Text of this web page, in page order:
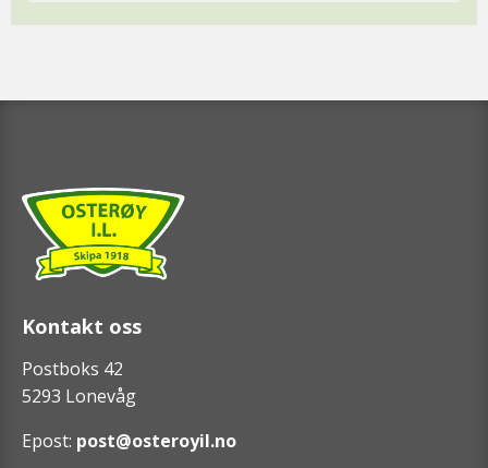
Kontakt oss
Postboks 42
5293 Lonevåg
Epost: post@osteroyil.no